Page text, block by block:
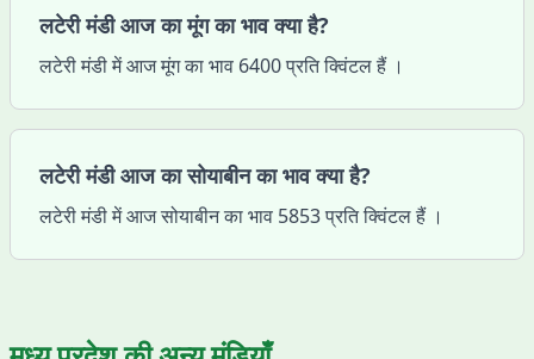
लटेरी मंडी आज का मूंग का भाव क्या है?
लटेरी मंडी में आज मूंग का भाव 6400 प्रति क्विंटल हैं ।
लटेरी मंडी आज का सोयाबीन का भाव क्या है?
लटेरी मंडी में आज सोयाबीन का भाव 5853 प्रति क्विंटल हैं ।